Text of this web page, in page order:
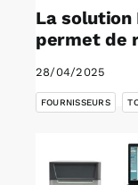
La
permet de
28/04/2025
FOURNISSEURS